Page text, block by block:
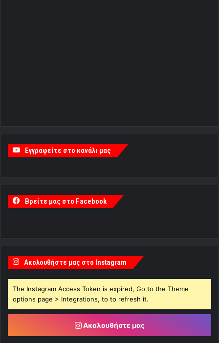
Εγγραφείτε στο κανάλι μας
Βρείτε μας στο Facebook
Ακολουθήστε μας στο Instagram
The Instagram Access Token is expired, Go to the Theme
options page > Integrations, to to refresh it.
Ακολουθήστε μας